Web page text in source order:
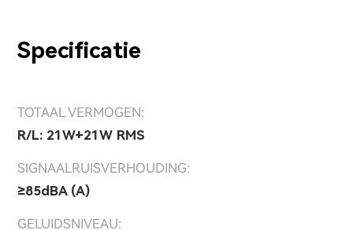
Specificatie
TOTAAL VERMOGEN:
R/L: 21W+21W RMS
SIGNAALRUISVERHOUDING:
≥85dBA (A)
GELUIDSNIVEAU: